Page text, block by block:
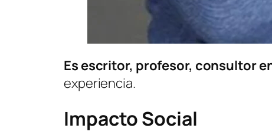
Es escritor, profesor, consultor
experiencia.
Impacto Social